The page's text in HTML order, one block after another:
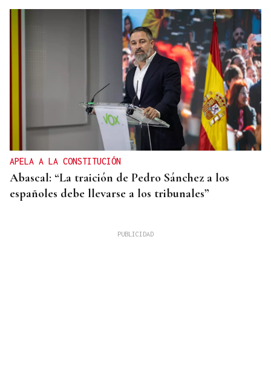
APELA A LA CONSTITUCIÓN
Abascal: “La traición de Pedro Sánchez a los
españoles debe llevarse a los tribunales”